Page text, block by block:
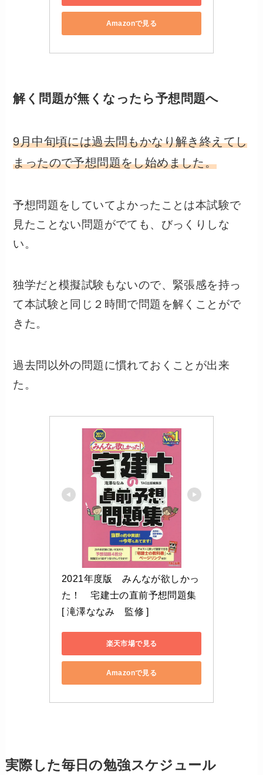
Amazonで見る
解く問題が無くなったら予想問題へ
9月中旬頃には過去問もかなり解き終えてし
まったので予想問題をし始めました。
予想問題をしていてよかったことは本試験で
見たことない問題がでても、びっくりしな
い。
独学だと模擬試験もないので、緊張感を持っ
て本試験と同じ２時間で問題を解くことがで
きた。
過去問以外の問題に慣れておくことが出来
た。
2021年度版　みんなが欲しかっ
た！　宅建士の直前予想問題集
[ 滝澤ななみ　監修 ]
楽天市場で見る
Amazonで見る
実際した毎日の勉強スケジュール